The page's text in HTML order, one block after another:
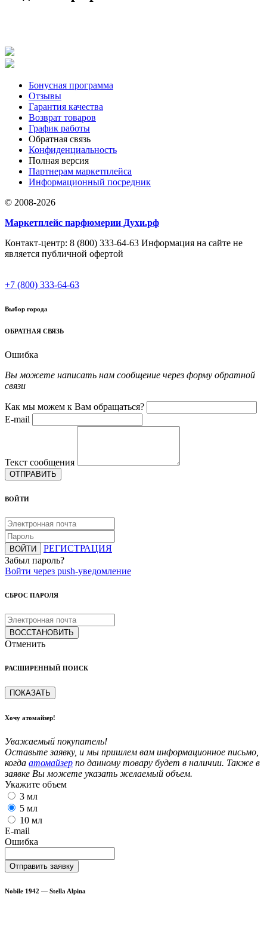
Бонусная программа
Отзывы
Гарантия качества
Возврат товаров
График работы
Обратная связь
Конфиденциальность
Полная версия
Партнерам маркетплейса
Информационный посредник
© 2008-2026
Маркетплейс парфюмерии Духи.рф
Контакт-центр: 8 (800) 333-64-63 Информация на сайте не
является публичной офертой
+7 (800) 333-64-63
Выбор города
ОБРАТНАЯ СВЯЗЬ
Ошибка
Вы можете написать нам сообщение через форму обратной
связи
Как мы можем к Вам обращаться?
E-mail
Текст сообщения
ОТПРАВИТЬ
ВОЙТИ
ВОЙТИ
РЕГИСТРАЦИЯ
Забыл пароль?
Войти через push-уведомление
СБРОС ПАРОЛЯ
ВОССТАНОВИТЬ
Отменить
РАСШИРЕННЫЙ ПОИСК
ПОКАЗАТЬ
Хочу атомайзер!
Уважаемый покупатель!
Оставьте заявку, и мы пришлем вам информационное письмо,
когда атомайзер по данному товару будет в наличии. Также в
заявке Вы можете указать желаемый объем.
Укажите объем
3 мл
5 мл
10 мл
E-mail
Ошибка
Отправить заявку
Nobile 1942 — Stella Alpina